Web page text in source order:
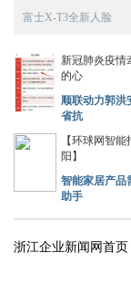
富士X-T3全新人脸
新冠肺炎疫情
的心
顺联动力郭洪
省抗
【环球网智
阳】
智能家居产品
助手
浙江企业新闻网首页